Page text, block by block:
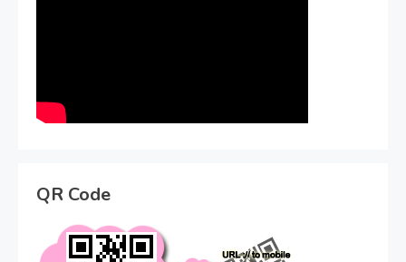
QR Code